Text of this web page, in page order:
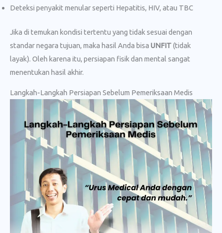
Deteksi penyakit menular seperti Hepatitis, HIV, atau TBC
Jika di temukan kondisi tertentu yang tidak sesuai dengan
standar negara tujuan, maka hasil Anda bisa UNFIT(tidak
layak). Oleh karena itu, persiapan fisik dan mental sangat
menentukan hasil akhir.
Langkah-Langkah Persiapan Sebelum Pemeriksaan Medis